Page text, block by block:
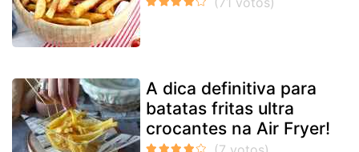
A dica definitiva para
batatas fritas ultra
crocantes na Air Fryer!